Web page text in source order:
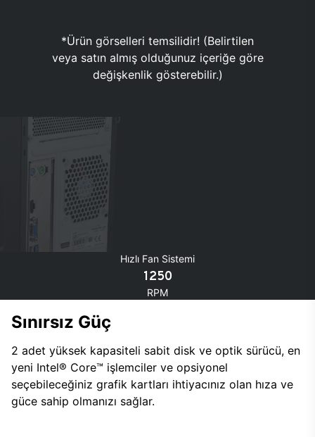
*Ürün görselleri temsilidir! (Belirtilen
veya satın almış olduğunuz içeriğe göre
değişkenlik gösterebilir.)
Hızlı Fan Sistemi
1250
RPM
Sınırsız Güç
2 adet yüksek kapasiteli sabit disk ve optik sürücü, en
yeni Intel® Core™ işlemciler ve opsiyonel
seçebileceğiniz grafik kartları ihtiyacınız olan hıza ve
güce sahip olmanızı sağlar.